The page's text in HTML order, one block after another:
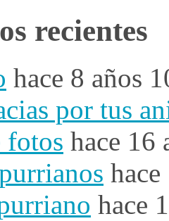
recientes
hace 8 años
por tus
fotos hace 16
hace